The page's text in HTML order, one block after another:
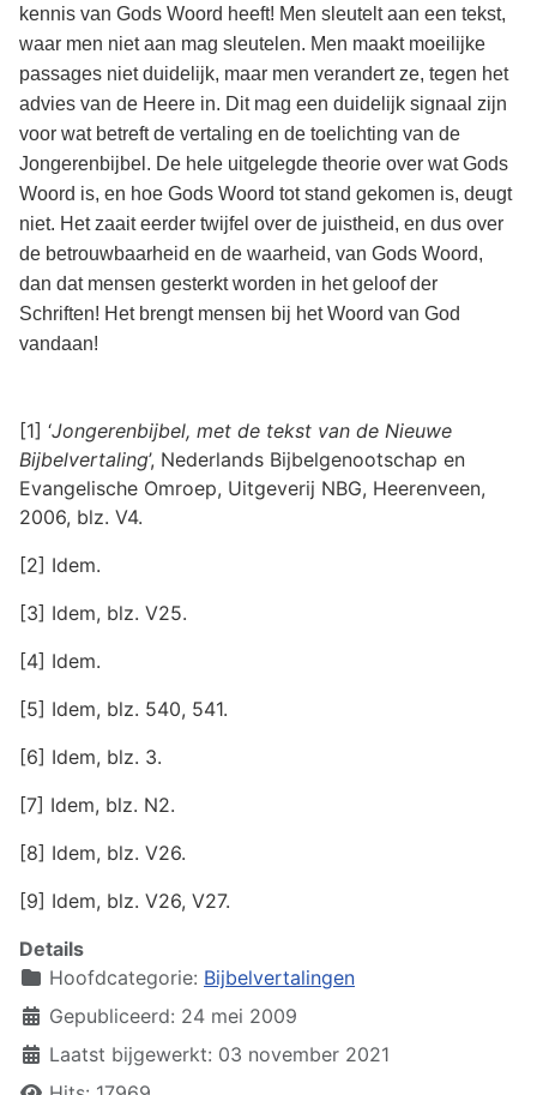
kennis van Gods Woord heeft! Men sleutelt aan een tekst,
waar men niet aan mag sleutelen. Men maakt moeilijke
passages niet duidelijk, maar men verandert ze, tegen het
advies van de Heere in. Dit mag een duidelijk signaal zijn
voor wat betreft de vertaling en de toelichting van de
Jongerenbijbel. De hele uitgelegde theorie over wat Gods
Woord is, en hoe Gods Woord tot stand gekomen is, deugt
niet. Het zaait eerder twijfel over de juistheid, en dus over
de betrouwbaarheid en de waarheid, van Gods Woord,
dan dat mensen gesterkt worden in het geloof der
Schriften! Het brengt mensen bij het Woord van God
vandaan!
[1] ‘Jongerenbijbel, met de tekst van de Nieuwe
Bijbelvertaling’, Nederlands Bijbelgenootschap en
Evangelische Omroep, Uitgeverij NBG, Heerenveen,
2006, blz. V4.
[2] Idem.
[3] Idem, blz. V25.
[4] Idem.
[5] Idem, blz. 540, 541.
[6] Idem, blz. 3.
[7] Idem, blz. N2.
[8] Idem, blz. V26.
[9] Idem, blz. V26, V27.
Details
Hoofdcategorie: Bijbelvertalingen
Gepubliceerd: 24 mei 2009
Laatst bijgewerkt: 03 november 2021